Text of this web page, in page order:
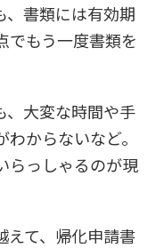
、書類には有効期
でもう一度書類を
、大変な時間や手
からないなど。
らっしゃるのが現
えて、帰化申請書